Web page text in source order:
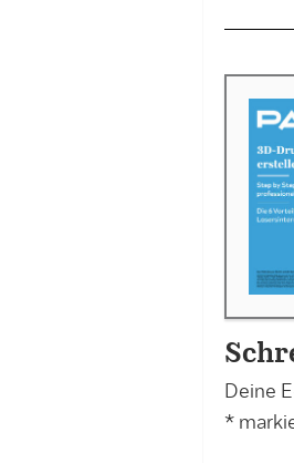
Deine
*